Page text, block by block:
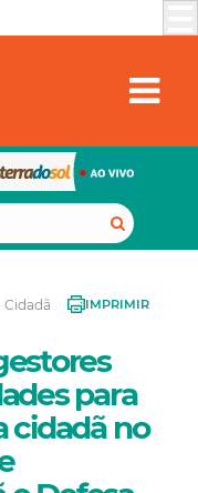
Cidadã IMPRIMIR
para
cidadã no